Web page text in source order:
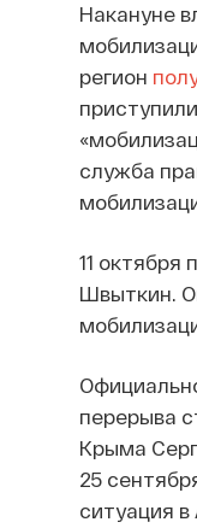
Накануне
регион
служба
11 октября
Швыткин.
перерыва
Крыма
25
ситуация